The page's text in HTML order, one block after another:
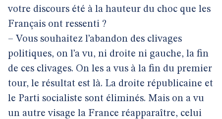
votre discours été à la hauteur du choc que les
Français ont ressenti ?
– Vous souhaitez l’abandon des clivages
politiques, on l’a vu, ni droite ni gauche, la fin
de ces clivages. On les a vus à la fin du premier
tour, le résultat est là. La droite républicaine et
le Parti socialiste sont éliminés. Mais on a vu
un autre visage la France réapparaître, celui